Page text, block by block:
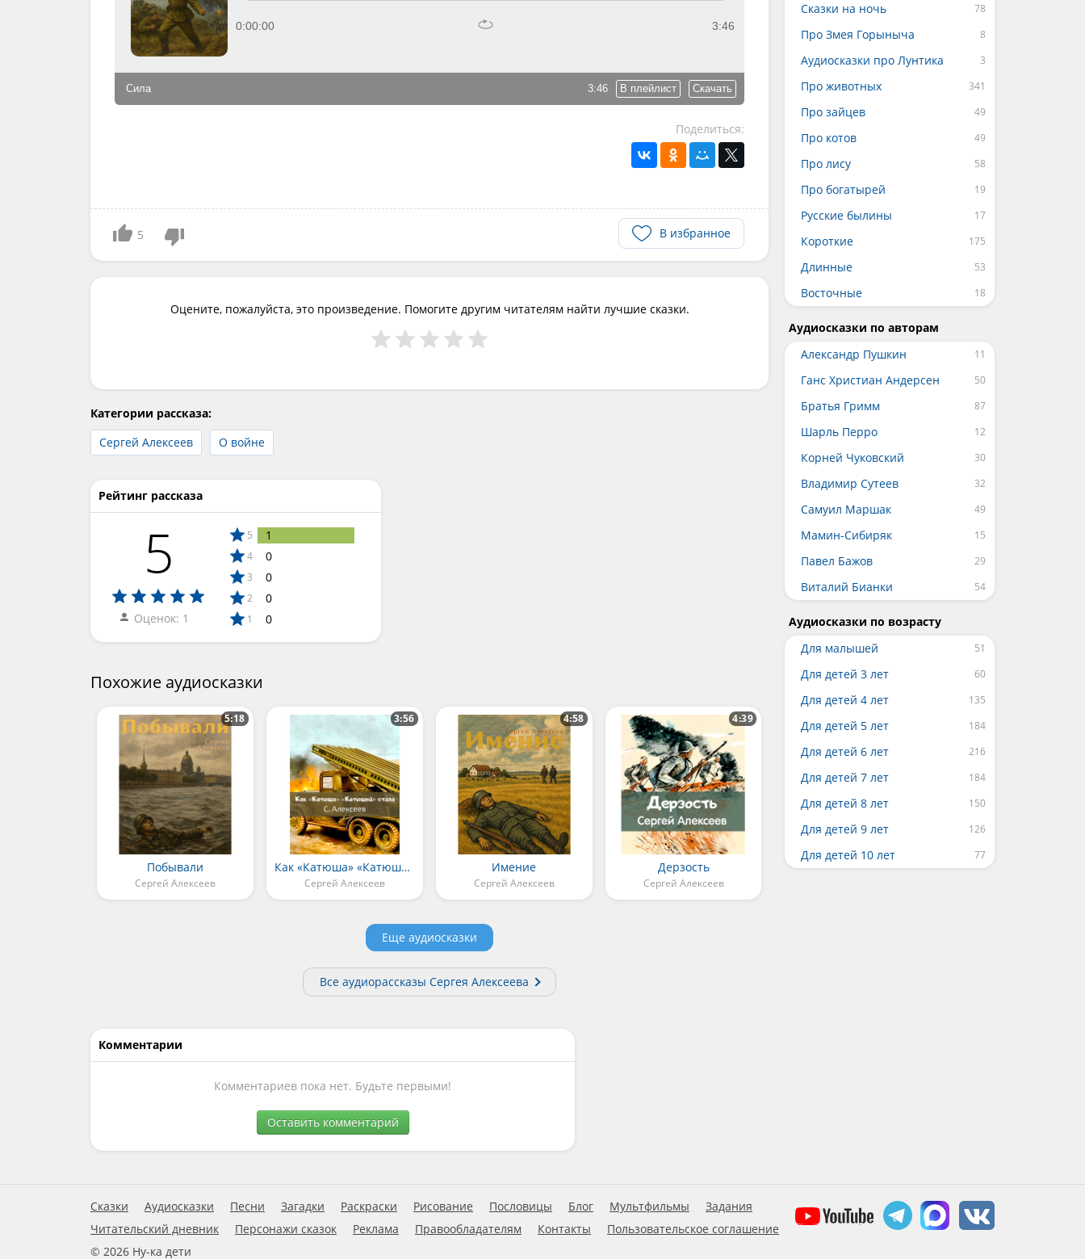
0:00:00 3:46
3:46 В плейлист Скачать
Сила
Поделиться:
5 В избранное
Оцените, пожалуйста, это произведение. Помогите другим читателям найти лучшие сказки.
Категории рассказа:
Сергей Алексеев
О войне
Рейтинг рассказа
5
Оценок: 1
5 1
4 0
3 0
2 0
1 0
Похожие аудиосказки
Побывали
Сергей Алексеев
5:18
Как «Катюша» «Катюшей» стала
Сергей Алексеев
3:56
Имение
Сергей Алексеев
4:58
Дерзость
Сергей Алексеев
4:39
Еще аудиосказки
Все аудиорассказы Сергея Алексеева
Комментарии
Комментариев пока нет. Будьте первыми!
Оставить комментарий
Сказки на ночь
Про Змея Горыныча
Аудиосказки про Лунтика
Про животных
Про зайцев
Про котов
Про лису
Про богатырей
Русские былины
Короткие
Длинные
Восточные
Аудиосказки по авторам
Александр Пушкин
Ганс Христиан Андерсен
Братья Гримм
Шарль Перро
Корней Чуковский
Владимир Сутеев
Самуил Маршак
Мамин-Сибиряк
Павел Бажов
Виталий Бианки
Аудиосказки по возрасту
Для малышей
Для детей 3 лет
Для детей 4 лет
Для детей 5 лет
Для детей 6 лет
Для детей 7 лет
Для детей 8 лет
Для детей 9 лет
Для детей 10 лет
Сказки Аудиосказки Песни Загадки Раскраски Рисование Пословицы Блог Мультфильмы
Задания
Читательский дневник
Персонажи сказок Реклама Правообладателям Контакты
Пользовательское соглашение
© 2026 Ну-ка дети